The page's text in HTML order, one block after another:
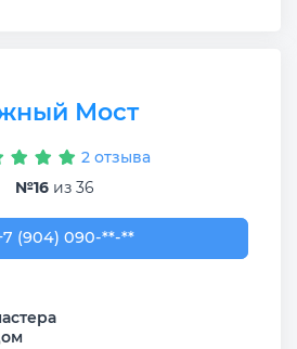
Мост
2 отзыва
№16из 36
(904) 090-96-94
(904) 090-**-**